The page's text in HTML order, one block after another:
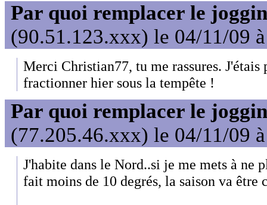
Par quoi remplacer le
(90.51.123.xxx) le 04/11/09
Merci Christian77, tu me rassures. J'étais
fractionner hier sous la tempête !
Par quoi remplacer le
(77.205.46.xxx) le 04/11/09
J'habite dans le Nord..si je me mets à ne
fait moins de 10 degrés, la saison va être